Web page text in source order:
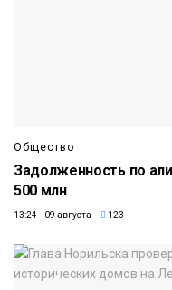
Общество
Задолженность по
500 млн
13:24 09 августа 123